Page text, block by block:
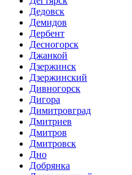
Дедовск
Демидов
Дербент
Десногорск
Джанкой
Дзержинск
Дзержинский
Дивногорск
Дигора
Димитровград
Дмитриев
Дмитров
Дмитровск
Дно
Добрянка